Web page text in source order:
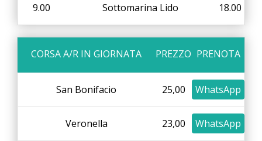
9.00 Sottomarina Lido 18.00
CORSA A/R IN GIORNATA PREZZO PRENOTA
San Bonifacio 25,00 WhatsApp
Veronella 23,00 WhatsApp